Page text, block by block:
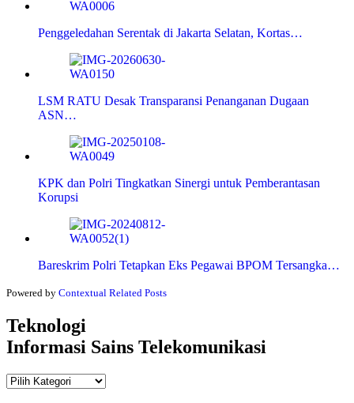
Penggeledahan Serentak di Jakarta Selatan, Kortas…
LSM RATU Desak Transparansi Penanganan Dugaan
ASN…
KPK dan Polri Tingkatkan Sinergi untuk Pemberantasan
Korupsi
Bareskrim Polri Tetapkan Eks Pegawai BPOM Tersangka…
Powered by Contextual Related Posts
Teknologi
Informasi Sains Telekomunikasi
Teknologi